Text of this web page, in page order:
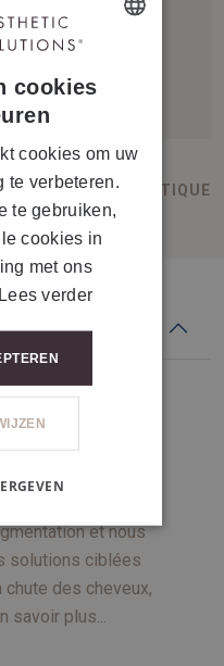
ESTHÉTIQUE
?
médicale pour
que ce soit pour
Des photos
sont la
Nous sommes
et nous
solutions ciblées
des cheveux,
savoir plus...
FRENCH
cookies
cookies om uw
te verbeteren.
te gebruiken,
cookies in
met ons
Lees verder